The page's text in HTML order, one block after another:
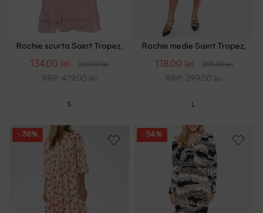
Rochie scurta Saint Tropez,
134.00 lei 265.00 lei
RRP: 419.00 lei
S
Rochie medie Saint Tropez,
118.00 lei 265.00 lei
RRP: 399.00 lei
L
- 38% - 54%